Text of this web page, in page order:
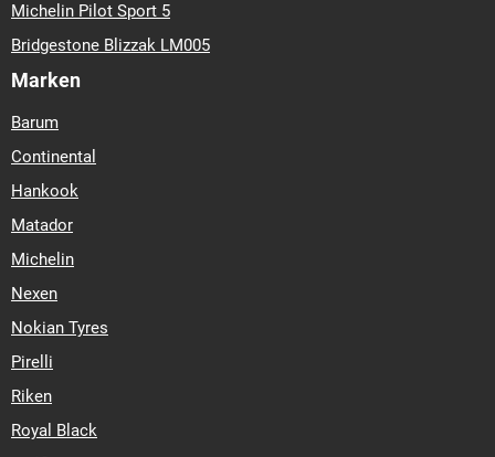
Michelin Pilot Sport 5
Bridgestone Blizzak LM005
Marken
Barum
Continental
Hankook
Matador
Michelin
Nexen
Nokian Tyres
Pirelli
Riken
Royal Black